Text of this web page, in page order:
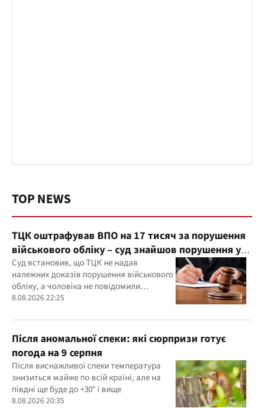
TOP NEWS
ТЦК оштрафував ВПО на 17 тисяч за порушення
військового обліку – суд знайшов порушення у
діях ТЦК
Суд встановив, що ТЦК не надав
належних доказів порушення військового
обліку, а чоловіка не повідомили
належним чином про дату та місце
8.08.2026 22:25
Після аномальної спеки: які сюрпризи готує
погода на 9 серпня
Після виснажливої спеки температура
знизиться майже по всій країні, але на
півдні ще буде до +30° і вище
8.08.2026 20:35